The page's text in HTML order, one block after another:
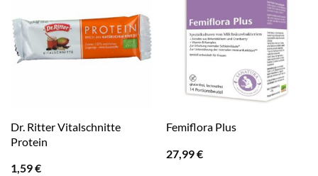
Dr. Ritter Vitalschnitte
Protein
1,59€
Femiflora Plus
27,99€